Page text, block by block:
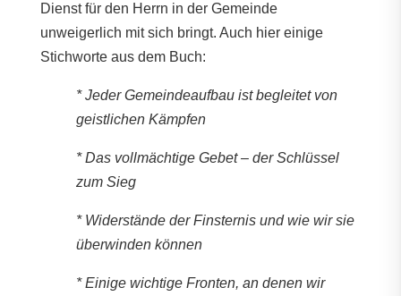
Dienst für den Herrn in der Gemeinde
unweigerlich mit sich bringt. Auch hier einige
Stichworte aus dem Buch:
* Jeder Gemeindeaufbau ist begleitet von
geistlichen Kämpfen
* Das vollmächtige Gebet – der Schlüssel
zum Sieg
* Widerstände der Finsternis und wie wir sie
überwinden können
* Einige wichtige Fronten, an denen wir